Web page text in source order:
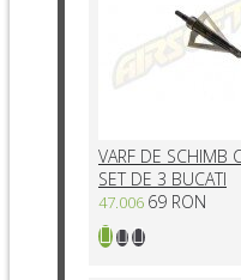
VARF DE SCHIMB
SET DE 3 BUCATI
47.006 69 RON